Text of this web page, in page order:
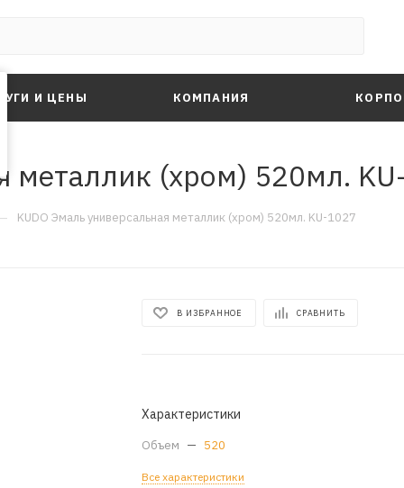
И ЦЕНЫ КОМПАНИЯ
металлик (хром) 520мл.
KUDO Эмаль универсальная металлик (хром) 520мл. KU-1027
В ИЗБРАННОЕ СРАВНИТЬ
Характеристики
Объем — 520
Все характеристики